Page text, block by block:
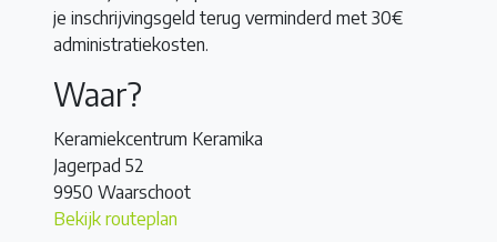
je inschrijvingsgeld terug verminderd met 30€
administratiekosten.
Waar?
Keramiekcentrum Keramika
Jagerpad 52
9950 Waarschoot
Bekijk routeplan